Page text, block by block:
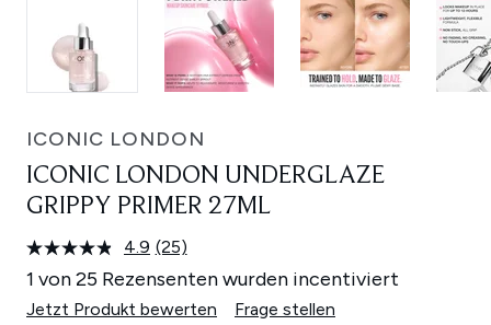
ICONIC LONDON
ICONIC LONDON UNDERGLAZE
GRIPPY PRIMER 27ML
4.9 25
Bewertungen
lesen.
Link
(25)
1 von 25 Rezensenten wurden incentiviert
Jetzt Produkt bewerten Frage stellen